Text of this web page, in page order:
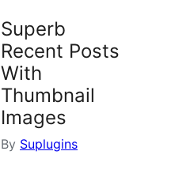
Superb
Recent Posts
With
Thumbnail
Images
By Suplugins